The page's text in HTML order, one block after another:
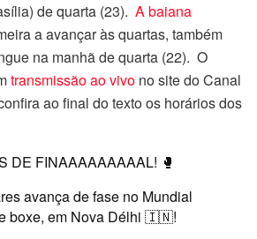
de quarta (23). A baiana
a avançar às quartas, também
na manhã de quarta (22). O
transmissão ao vivo no site do Canal
ao final do texto os horários dos
DE FINAAAAAAAAAL! 🥊
avança de fase no Mundial
boxe, em Nova Délhi 🇮🇳!